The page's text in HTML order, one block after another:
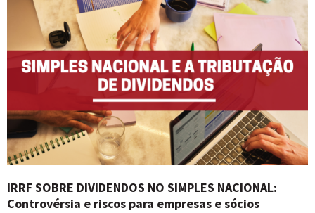
IRRF SOBRE DIVIDENDOS NO SIMPLES NACIONAL:
Controvérsia e riscos para empresas e sócios